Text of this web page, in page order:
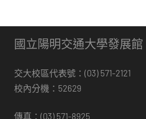
國立陽明交通大學發展館
交大校區代表號：(03) 571-2121
校內分機：52629
傳真：(03) 571-8925